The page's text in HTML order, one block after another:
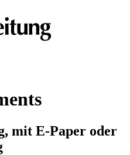
mit E-Paper oder